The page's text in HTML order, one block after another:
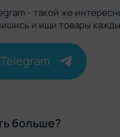
- такой же
и ищи товары
больше?